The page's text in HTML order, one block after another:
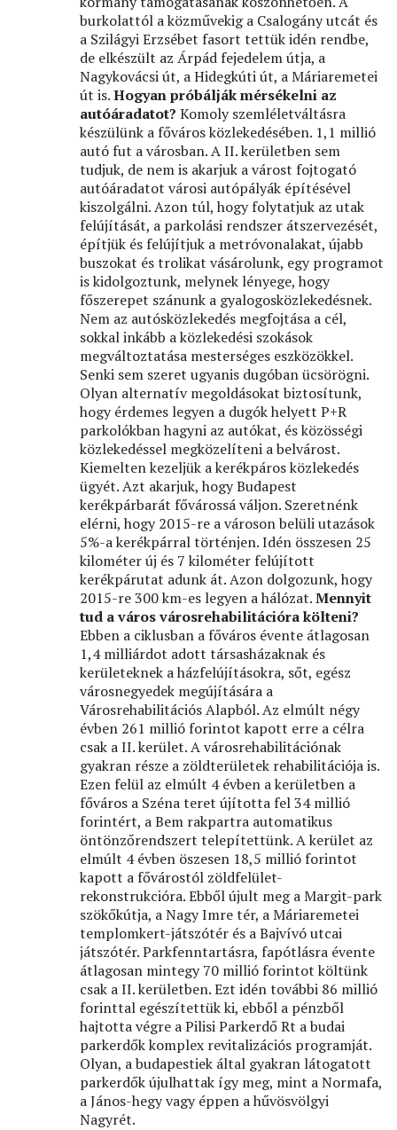
burkolattól a közművekig a Csalogány utcát és
a Szilágyi Erzsébet fasort tettük idén rendbe,
de elkészült az Árpád fejedelem útja, a
Nagykovácsi út, a Hidegkúti út, a Máriaremetei
út is.Hogyan próbálják mérsékelni az
autóáradatot? Komoly szemléletváltásra
készülünk a főváros közlekedésében. 1,1 millió
autó fut a városban. A II. kerületben sem
tudjuk, de nem is akarjuk a várost fojtogató
autóáradatot városi autópályák építésével
kiszolgálni. Azon túl, hogy folytatjuk az utak
felújítását, a parkolási rendszer átszervezését,
építjük és felújítjuk a metróvonalakat, újabb
buszokat és trolikat vásárolunk, egy programot
is kidolgoztunk, melynek lényege, hogy
főszerepet szánunk a gyalogosközlekedésnek.
Nem az autósközlekedés megfojtása a cél,
sokkal inkább a közlekedési szokások
megváltoztatása mesterséges eszközökkel.
Senki sem szeret ugyanis dugóban ücsörögni.
Olyan alternatív megoldásokat biztosítunk,
hogy érdemes legyen a dugók helyett P+R
parkolókban hagyni az autókat, és közösségi
közlekedéssel megközelíteni a belvárost.
Kiemelten kezeljük a kerékpáros közlekedés
ügyét. Azt akarjuk, hogy Budapest
kerékpárbarát fővárossá váljon. Szeretnénk
elérni, hogy 2015-re a városon belüli utazások
5%-a kerékpárral történjen. Idén összesen 25
kilométer új és 7 kilométer felújított
kerékpárutat adunk át. Azon dolgozunk, hogy
2015-re 300 km-es legyen a hálózat.Mennyit
tud a város városrehabilitációra költeni?
Ebben a ciklusban a főváros évente átlagosan
1,4 milliárdot adott társasházaknak és
kerületeknek a házfelújításokra, sőt, egész
városnegyedek megújítására a
Városrehabilitációs Alapból. Az elmúlt négy
évben 261 millió forintot kapott erre a célra
csak a II. kerület. A városrehabilitációnak
gyakran része a zöldterületek rehabilitációja is.
Ezen felül az elmúlt 4 évben a kerületben a
főváros a Széna teret újította fel 34 millió
forintért, a Bem rakpartra automatikus
öntönzőrendszert telepítettünk. A kerület az
elmúlt 4 évben öszesen 18,5 millió forintot
kapott a fővárostól zöldfelület-
rekonstrukcióra. Ebből újult meg a Margit-park
szökőkútja, a Nagy Imre tér, a Máriaremetei
templomkert-játszótér és a Bajvívó utcai
játszótér. Parkfenntartásra, fapótlásra évente
átlagosan mintegy 70 millió forintot költünk
csak a II. kerületben. Ezt idén további 86 millió
forinttal egészítettük ki, ebből a pénzből
hajtotta végre a Pilisi Parkerdő Rt a budai
parkerdők komplex revitalizációs programját.
Olyan, a budapestiek által gyakran látogatott
parkerdők újulhattak így meg, mint a Normafa,
a János-hegy vagy éppen a hűvösvölgyi
Nagyrét.